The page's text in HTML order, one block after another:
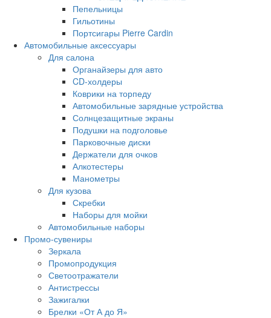
Пепельницы
Гильотины
Портсигары Pierre Cardin
Автомобильные аксессуары
Для салона
Органайзеры для авто
CD-холдеры
Коврики на торпеду
Автомобильные зарядные устройства
Солнцезащитные экраны
Подушки на подголовье
Парковочные диски
Держатели для очков
Алкотестеры
Манометры
Для кузова
Скребки
Наборы для мойки
Автомобильные наборы
Промо-сувениры
Зеркала
Промопродукция
Светоотражатели
Антистрессы
Зажигалки
Брелки «От А до Я»